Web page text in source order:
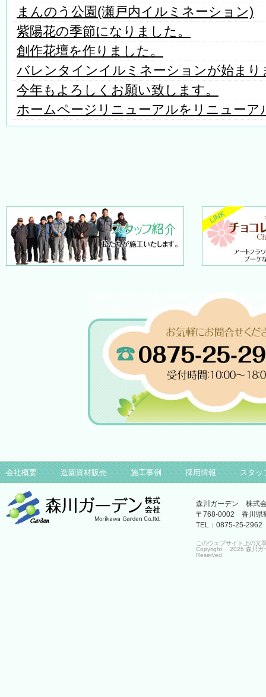
まんのう公園(瀬戸内イルミネーション)
紫陽花の季節になりました。
創作花壇を作りました。
バレンタインイルミネーションが始まり
今年もよろしくお願い致します。
ホームページリニューアルをリニューア
会社概要 造園資材販売 施工事例 採用情報 スタッ
森川ガーデン 株式
〒768-0002 香川県
TEL：0875-25-
このウェブサイト上の文
Copyright 2026 森川ガ
Reserved.